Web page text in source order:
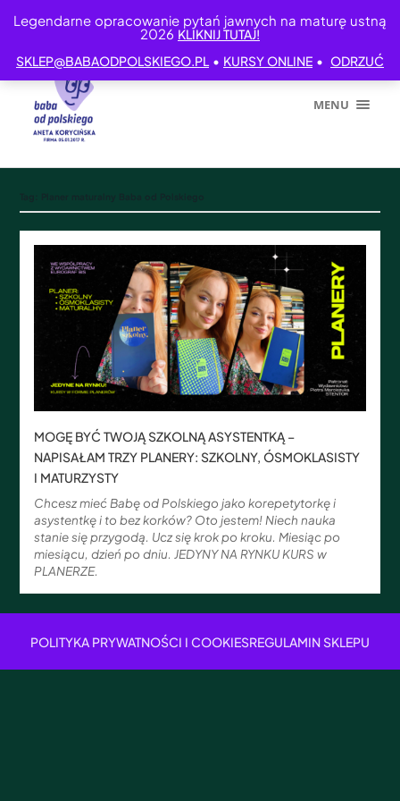
Legendarne opracowanie pytań jawnych na maturę ustną
2026 KLIKNIJ TUTAJ!
SKLEP@BABAODPOLSKIEGO.PL • KURSY ONLINE • ODRZUĆ
MENU
MOGĘ BYĆ TWOJĄ SZKOLNĄ ASYSTENTKĄ –
NAPISAŁAM TRZY PLANERY: SZKOLNY, ÓSMOKLASISTY
I MATURZYSTY
Chcesz mieć Babę od Polskiego jako korepetytorkę i
asystentkę i to bez korków? Oto jestem! Niech nauka
stanie się przygodą. Ucz się krok po kroku. Miesiąc po
miesiącu, dzień po dniu. JEDYNY NA RYNKU KURS w
PLANERZE.
POLITYKA PRYWATNOŚCI I COOKIESREGULAMIN SKLEPU